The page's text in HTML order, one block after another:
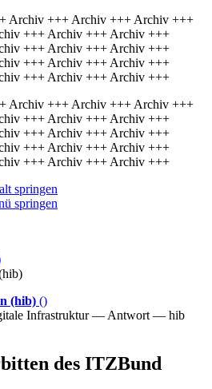
Archiv +++ Archiv +++ Archiv +++
+++ Archiv +++ Archiv +++
+++ Archiv +++ Archiv +++
+++ Archiv +++ Archiv +++
+++ Archiv +++ Archiv +++
Archiv +++ Archiv +++ Archiv +++
+++ Archiv +++ Archiv +++
+++ Archiv +++ Archiv +++
+++ Archiv +++ Archiv +++
+++ Archiv +++ Archiv +++
springen
springen
(hib) ()
Infrastruktur — Antwort — hib
des ITZBund